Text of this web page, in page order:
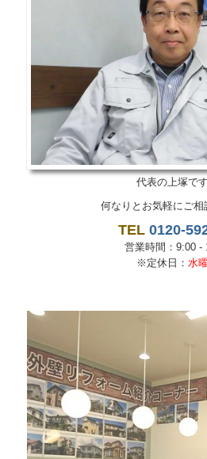
代表の上塚です
何なりとお気軽にご相
TEL 0120-
営業時間：9:00 -
※定休日： 水